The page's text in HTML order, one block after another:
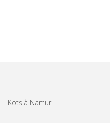
Kots à Namur